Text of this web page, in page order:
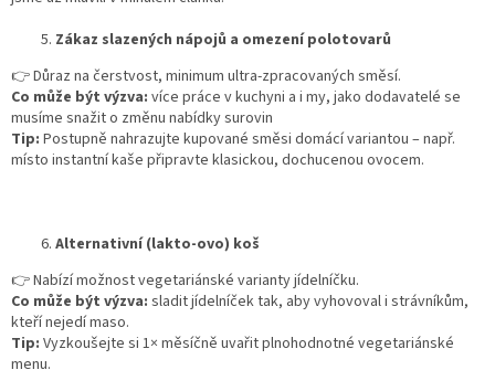
Zákaz slazených nápojů a omezení polotovarů
👉Důraz na čerstvost, minimum ultra-zpracovaných směsí.
Co může být výzva: více práce v kuchyni a i my, jako dodavatelé se
musíme snažit o změnu nabídky surovin
Tip: Postupně nahrazujte kupované směsi domácí variantou – např.
místo instantní kaše připravte klasickou, dochucenou ovocem.
Alternativní (lakto-ovo) koš
👉Nabízí možnost vegetariánské varianty jídelníčku.
Co může být výzva: sladit jídelníček tak, aby vyhovoval i strávníkům,
kteří nejedí maso.
Tip: Vyzkoušejte si 1× měsíčně uvařit plnohodnotné vegetariánské
menu.